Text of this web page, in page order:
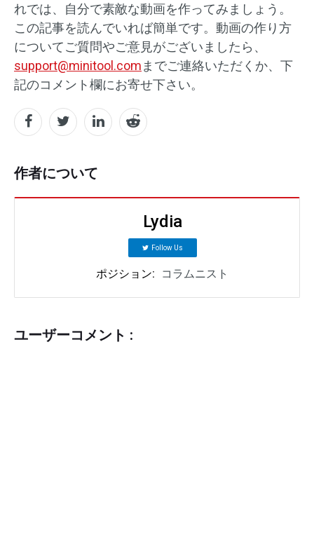
れでは、自分で素敵な動画を作ってみましょう。
この記事を読んでいれば簡単です。動画の作り方
についてご質問やご意見がございましたら、
support@minitool.com までご連絡いただくか、下
記のコメント欄にお寄せ下さい。
作者について
Lydia
Follow Us
ポジション: コラムニスト
ユーザーコメント :